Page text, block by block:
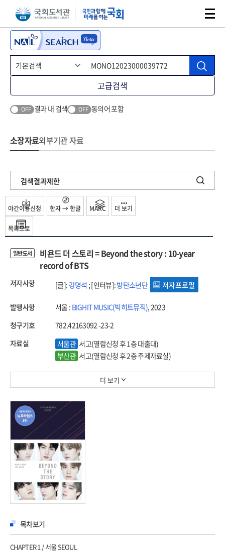
본문 바로가기주메뉴 바로가기
고급검색
OFF 결과 내 검색 OFF 동의어 포함
소장자료외부기관 자료
검색결과제한
목록으로
야간이용신청 한자 → 한글 MARC 더 보기
일반도서
비욘드 더 스토리 = Beyond the story : 10-year
record of BTS
저자사항 [글]: 강명석 ; [인터뷰]:방탄소년단 저자프로필
발행사항 서울 : BIGHIT MUSIC(빅히트뮤직), 2023
청구기호
782.42163092 -23-2
자료실
서울관 서고(열람신청 후 1층 대출대)
부산관 서고(열람신청 후 2층 주제자료실)
더 보기
목차보기
CHAPTER 1 / 서울 SEOUL